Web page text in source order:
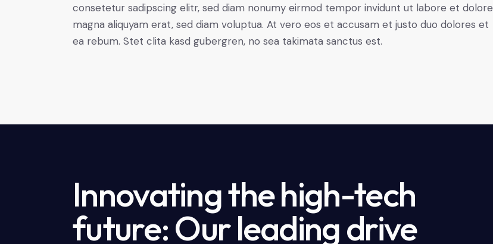
consetetur sadipscing elitr, sed diam nonumy eirmod tempor invidunt ut labore et dolore
magna aliquyam erat, sed diam voluptua. At vero eos et accusam et justo duo dolores et
ea rebum. Stet clita kasd gubergren, no sea takimata sanctus est.
Innovating the high-tech
future: Our leading drive